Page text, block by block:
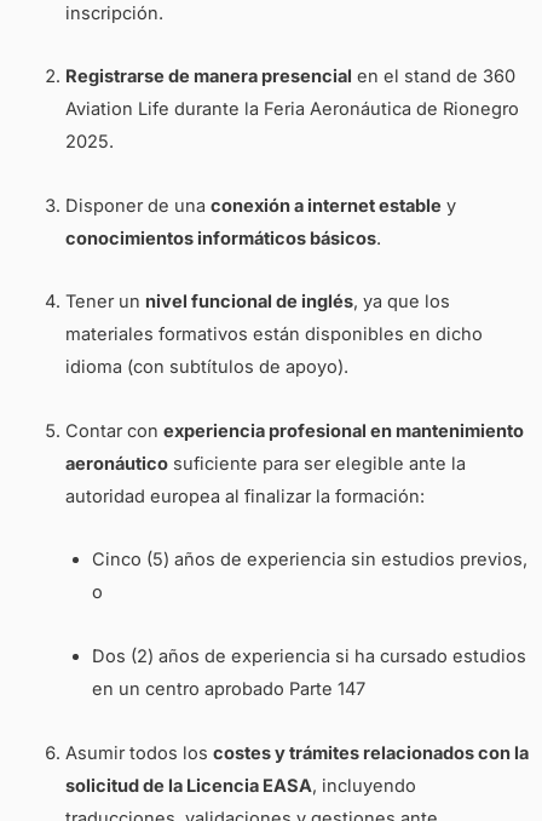
inscripción.
Registrarse de manera presencial en el stand de 360
Aviation Life durante la Feria Aeronáutica de Rionegro
2025.
Disponer de una conexión a internet estable y
conocimientos informáticos básicos.
Tener un nivel funcional de inglés, ya que los
materiales formativos están disponibles en dicho
idioma (con subtítulos de apoyo).
Contar con experiencia profesional en mantenimiento
aeronáuticosuficiente para ser elegible ante la
autoridad europea al finalizar la formación:
Cinco (5) años de experiencia sin estudios previos,
o
Dos (2) años de experiencia si ha cursado estudios
en un centro aprobado Parte 147
Asumir todos los costes y trámites relacionados con la
solicitud de la Licencia EASA, incluyendo